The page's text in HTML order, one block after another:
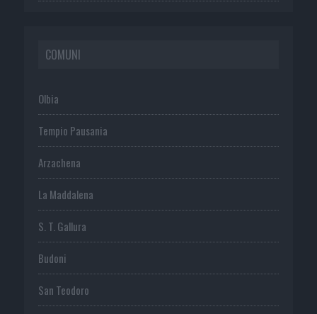
COMUNI
Olbia
Tempio Pausania
Arzachena
La Maddalena
S. T. Gallura
Budoni
San Teodoro